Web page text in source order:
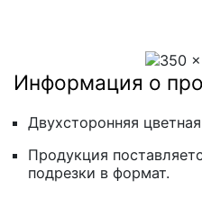
Информация о
Двухсторонняя
Продукция
подрезки в формат.